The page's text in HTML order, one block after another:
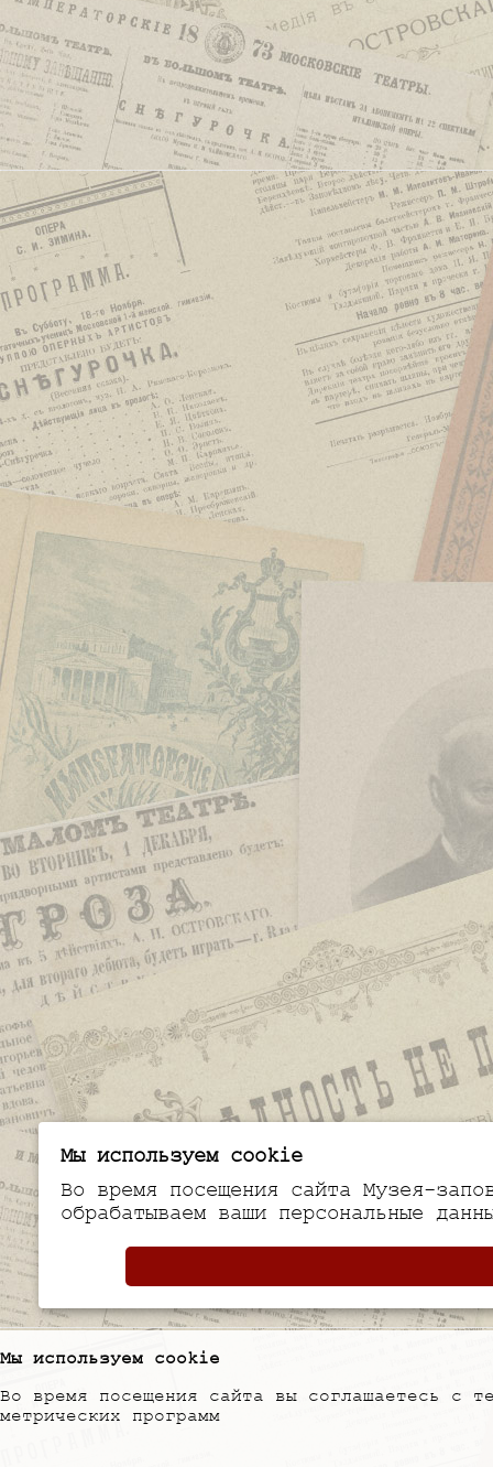
Мы используем cookie
Во время посещения сайта вы соглашаетесь с
метрических программ
Мы используем cookie
Во время посещения сайта Музея-
обрабатываем ваши персональные